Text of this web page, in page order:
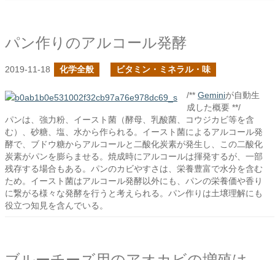
パン作りのアルコール発酵
2019-11-18 化学全般 ビタミン・ミネラル・味
/** Geminiが自動生
成した概要 **/
パンは、強力粉、イースト菌（酵母、乳酸菌、コウジカビ等を含
む）、砂糖、塩、水から作られる。イースト菌によるアルコール発
酵で、ブドウ糖からアルコールと二酸化炭素が発生し、この二酸化
炭素がパンを膨らませる。焼成時にアルコールは揮発するが、一部
残存する場合もある。パンのカビやすさは、栄養豊富で水分を含む
ため。イースト菌はアルコール発酵以外にも、パンの栄養価や香り
に繋がる様々な発酵を行うと考えられる。パン作りは土壌理解にも
役立つ知見を含んでいる。